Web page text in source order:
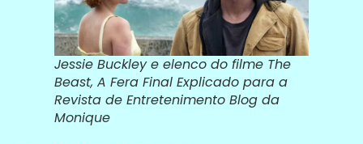
Jessie Buckley e elenco do filme The
Beast, A Fera Final Explicado para a
Revista de Entretenimento Blog da
Monique